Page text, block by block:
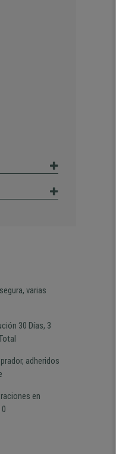
Excelente relacion
calidad precio Plazo de
varias
30 Días, 3
adheridos
en